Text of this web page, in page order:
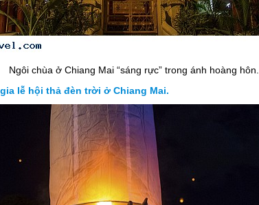
Ngôi chùa ở Chiang Mai “sáng rực” trong ánh hoàng hôn.
lễ hội thả đèn trời ở Chiang Mai.